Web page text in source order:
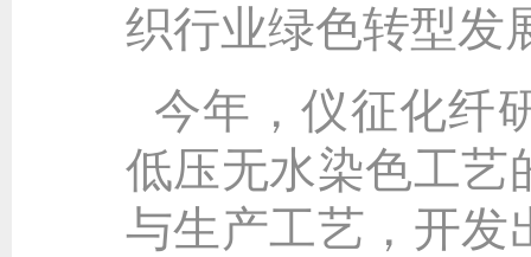
织行业绿色转型发
今年，仪征化纤
低压无水染色工艺
与生产工艺，开发